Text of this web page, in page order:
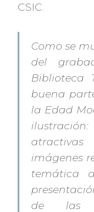
CSIC.
Como se
del
Biblioteca
buena
la Edad
imágenes
temática
de las